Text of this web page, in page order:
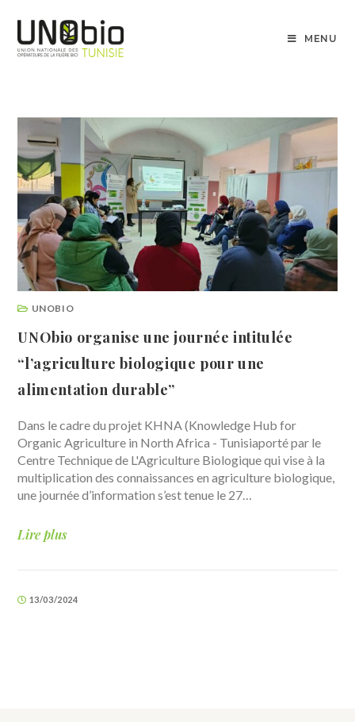
MENU
UNOBIO
UNObio organise une journée intitulée
“l’agriculture biologique pour une
alimentation durable”
Dans le cadre du projet KHNA (Knowledge Hub for
Organic Agriculture in North Africa - Tunisiaporté par le
Centre Technique de L'Agriculture Biologique qui vise à la
multiplication des connaissances en agriculture biologique,
une journée d’information s’est tenue le 27…
Lire plus
13/03/2024